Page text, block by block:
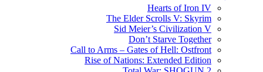
Hearts of Iron IV
The Elder Scrolls V: Skyrim
Sid Meier’s Civilization V
Don’t Starve Together
Call to Arms – Gates of Hell: Ostfront
Rise of Nations: Extended Edition